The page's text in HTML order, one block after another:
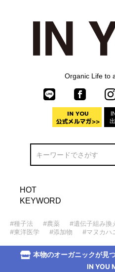
Organic Life to
HOT
KEYWORD
#種子法 #農薬 #遺伝子組み換
#東洋医学
#添加物 #マヌカハ
本物のオーガニックが見
IN YOU